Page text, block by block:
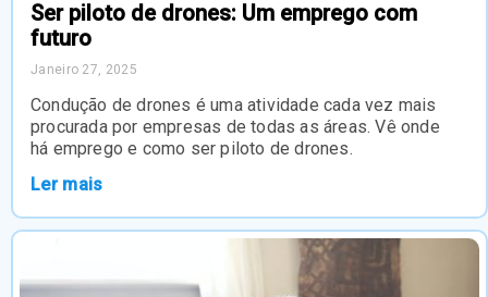
Ser piloto de drones: Um emprego com
futuro
Janeiro 27, 2025
Condução de drones é uma atividade cada vez mais
procurada por empresas de todas as áreas. Vê onde
há emprego e como ser piloto de drones.
Ler mais